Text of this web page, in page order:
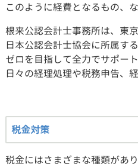
このように経費となるもの、
根来公認会計士事務所は、東
日本公認会計士協会に所属す
ゼロを目指して全力でサポー
日々の経理処理や税務申告、
税金対策
税金にはさまざまな種類があ